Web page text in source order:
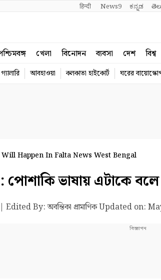
हिन्दी News9 ಕನ್ನಡ
খেলা বিনোদন ব্যবসা দেশ বিশ্ব
আবহাওয়া কলকাতা হাইকোর্ট ঘরের
Will Happen In Falta News West Bengal
ভাষায় এটাকে বলে
| Edited By: অবন্তিকা প্রামাণিকUpdated on: